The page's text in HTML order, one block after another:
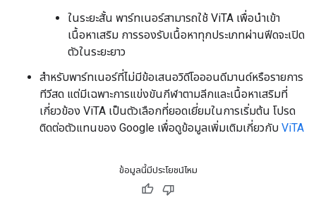
ในระยะสั้น พาร์ทเนอร์สามารถใช้ ViTA เพื่อนำเข้า
เนื้อหาเสริม การรองรับเนื้อหาทุกประเภทผ่านฟีดจะเปิด
ตัวในระยะยาว
สำหรับพาร์ทเนอร์ที่ไม่มีข้อเสนอวิดีโอออนดีมานด์หรือรายการ
ทีวีสด แต่มีเฉพาะการแข่งขันกีฬาตามลีกและเนื้อหาเสริมที่
เกี่ยวข้อง ViTA เป็นตัวเลือกที่ยอดเยี่ยมในการเริ่มต้น โปรด
ติดต่อตัวแทนของ Google เพื่อดูข้อมูลเพิ่มเติมเกี่ยวกับ ViTA
ข้อมูลนี้มีประโยชน์ไหม